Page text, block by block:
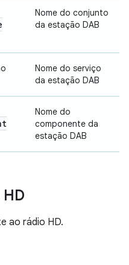
Nome do conjunto
da estação DAB
Nome do serviço
da estação DAB
Nome do
componente da
estação DAB
ao rádio HD.